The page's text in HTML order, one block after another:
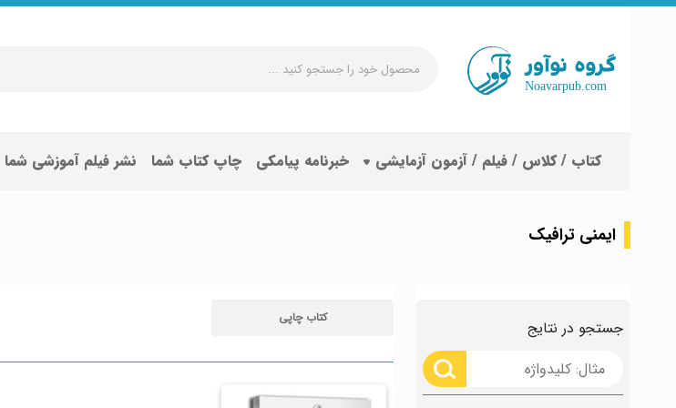
جستجو
کنید
کتاب / کلاس / فیلم / آزمون آزمایشی خبرنامه پیامکی چاپ کتاب شما نشر فیلم آموزشی شما
ایمنی ترافیک
جستجو در نتایج کتاب چاپی